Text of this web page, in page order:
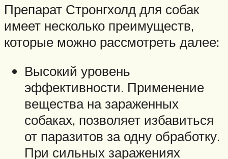
Препарат Стронгхолд для собак
имеет несколько преимуществ,
которые можно рассмотреть далее:
Высокий уровень
эффективности. Применение
вещества на зараженных
собаках, позволяет избавиться
от паразитов за одну обработку.
При сильных заражениях